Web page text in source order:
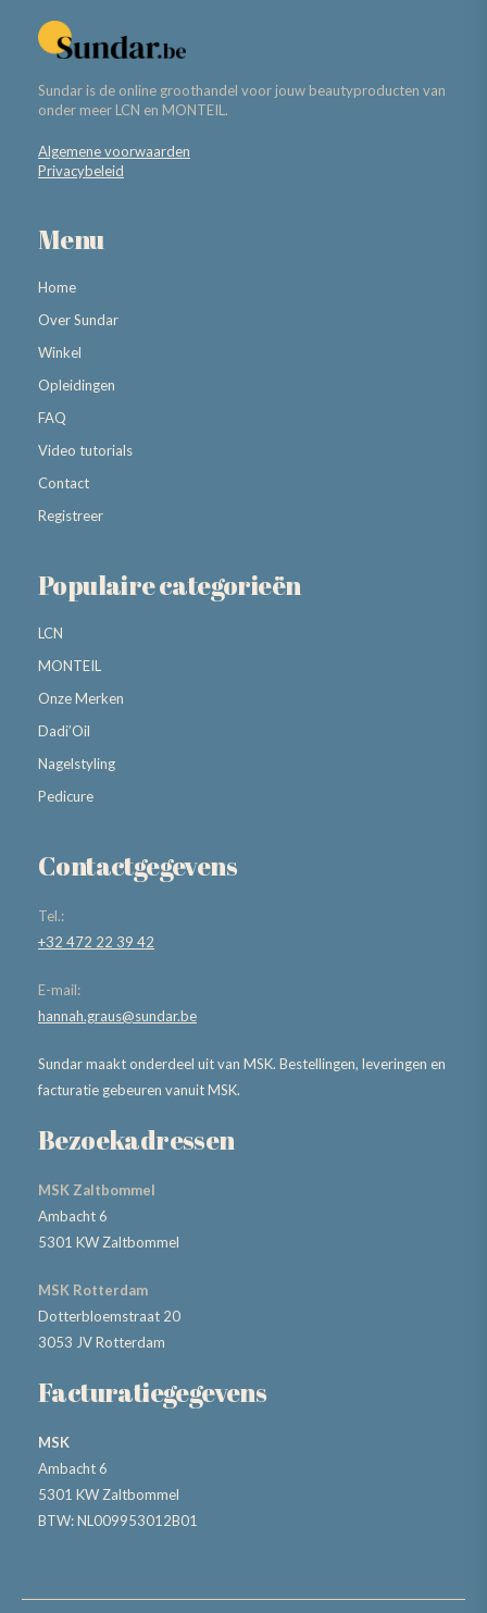
Sundar is de online groothandel voor jouw beautyproducten van
onder meer LCN en MONTEIL.
Algemene voorwaarden
Privacybeleid
Menu
Home
Over Sundar
Winkel
Opleidingen
FAQ
Video tutorials
Contact
Registreer
Populaire categorieën
LCN
MONTEIL
Onze Merken
Dadi’Oil
Nagelstyling
Pedicure
Contactgegevens
Tel.:
+32 472 22 39 42
E-mail:
hannah.graus@sundar.be
Sundar maakt onderdeel uit van MSK. Bestellingen, leveringen en
facturatie gebeuren vanuit MSK.
Bezoekadressen
MSK Zaltbommel
Ambacht 6
5301 KW Zaltbommel
MSK Rotterdam
Dotterbloemstraat 20
3053 JV Rotterdam
Facturatiegegevens
MSK
Ambacht 6
5301 KW Zaltbommel
BTW: NL009953012B01